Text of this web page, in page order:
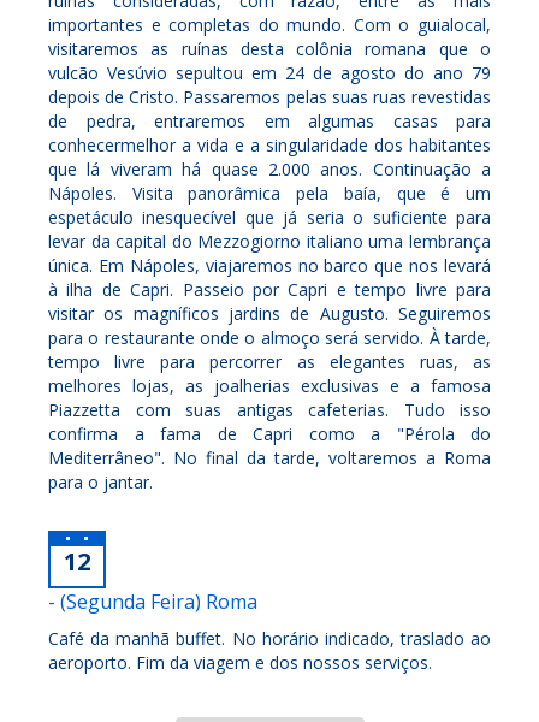
importantes e completas do mundo. Com o guialocal,
visitaremos as ruínas desta colônia romana que o
vulcão Vesúvio sepultou em 24 de agosto do ano 79
depois de Cristo. Passaremos pelas suas ruas revestidas
de pedra, entraremos em algumas casas para
conhecermelhor a vida e a singularidade dos habitantes
que lá viveram há quase 2.000 anos. Continuação a
Nápoles. Visita panorâmica pela baía, que é um
espetáculo inesquecível que já seria o suficiente para
levar da capital do Mezzogiorno italiano uma lembrança
única. Em Nápoles, viajaremos no barco que nos levará
à ilha de Capri. Passeio por Capri e tempo livre para
visitar os magníficos jardins de Augusto. Seguiremos
para o restaurante onde o almoço será servido. À tarde,
tempo livre para percorrer as elegantes ruas, as
melhores lojas, as joalherias exclusivas e a famosa
Piazzetta com suas antigas cafeterias. Tudo isso
confirma a fama de Capri como a "Pérola do
Mediterrâneo". No final da tarde, voltaremos a Roma
para o jantar.
12
- (Segunda Feira) Roma
Café da manhã buffet. No horário indicado, traslado ao
aeroporto. Fim da viagem e dos nossos serviços.